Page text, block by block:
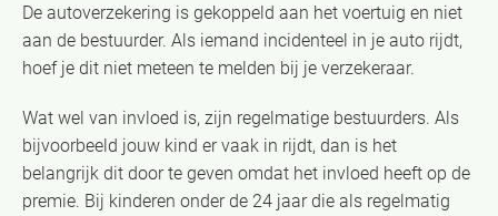
De autoverzekering is gekoppeld aan het voertuig en niet
aan de bestuurder. Als iemand incidenteel in je auto rijdt,
hoef je dit niet meteen te melden bij je verzekeraar.
Wat wel van invloed is, zijn regelmatige bestuurders. Als
bijvoorbeeld jouw kind er vaak in rijdt, dan is het
belangrijk dit door te geven omdat het invloed heeft op de
premie. Bij kinderen onder de 24 jaar die als regelmatig